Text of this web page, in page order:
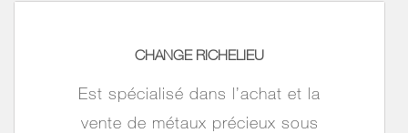
CHANGE RICHELIEU
Est spécialisé dans l’achat et la
vente de métaux précieux sous